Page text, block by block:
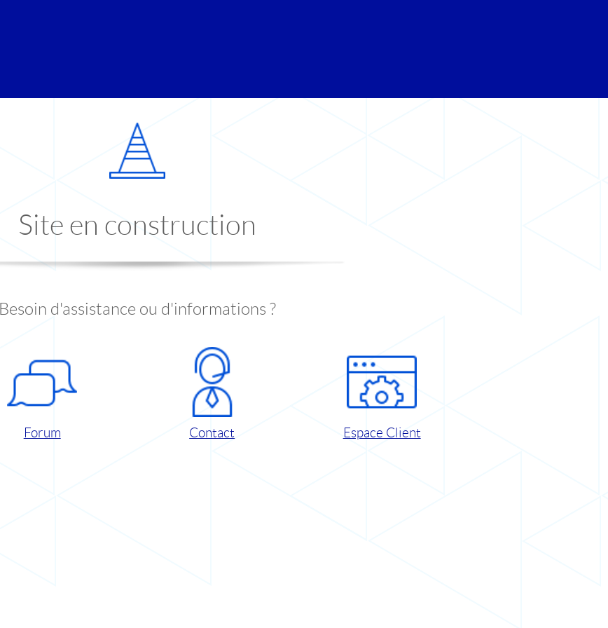
Site en construction
Besoin d'assistance ou d'informations ?
Forum Contact Espace Client